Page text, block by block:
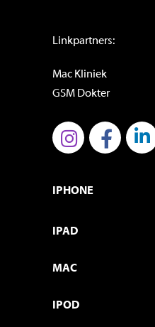
Linkpartners:
Mac Kliniek
GSM Dokter
IPHONE
IPAD
MAC
IPOD